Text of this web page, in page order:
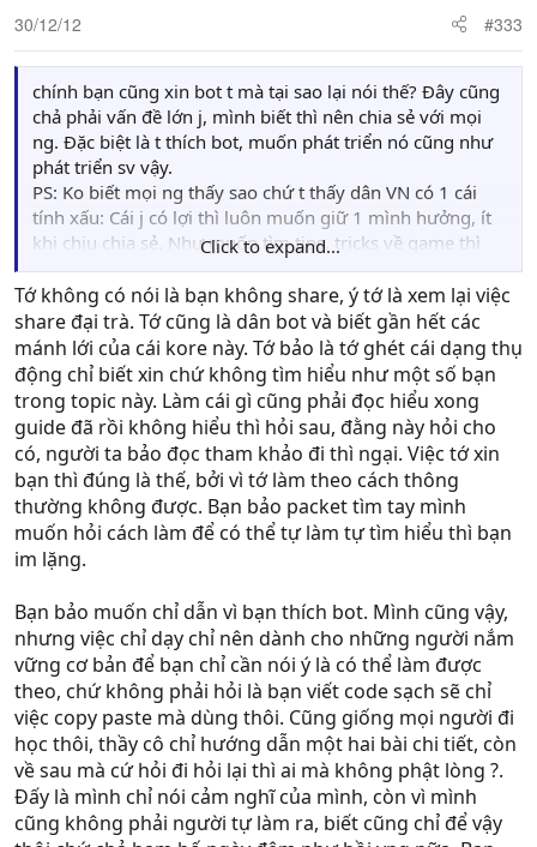
30/12/12 #333
chính bạn cũng xin bot t mà tại sao lại nói thế? Đây cũng
chả phải vấn đề lớn j, mình biết thì nên chia sẻ với mọi
ng. Đặc biệt là t thích bot, muốn phát triển nó cũng như
phát triển sv vậy.
PS: Ko biết mọi ng thấy sao chứ t thấy dân VN có 1 cái
tính xấu: Cái j có lợi thì luôn muốn giữ 1 mình hưởng, ít
khi chịu chia sẻ. Như muốn tìm tips, tricks về game thì
nhiều khi ở VN ko thấy đâu
Click to expand...
Tớ không có nói là bạn không share, ý tớ là xem lại việc
share đại trà. Tớ cũng là dân bot và biết gần hết các
mánh lới của cái kore này. Tớ bảo là tớ ghét cái dạng thụ
động chỉ biết xin chứ không tìm hiểu như một số bạn
trong topic này. Làm cái gì cũng phải đọc hiểu xong
guide đã rồi không hiểu thì hỏi sau, đằng này hỏi cho
có, người ta bảo đọc tham khảo đi thì ngại. Việc tớ xin
bạn thì đúng là thế, bởi vì tớ làm theo cách thông
thường không được. Bạn bảo packet tìm tay mình
muốn hỏi cách làm để có thể tự làm tự tìm hiểu thì bạn
im lặng.
Bạn bảo muốn chỉ dẫn vì bạn thích bot. Mình cũng vậy,
nhưng việc chỉ dạy chỉ nên dành cho những người nắm
vững cơ bản để bạn chỉ cần nói ý là có thể làm được
theo, chứ không phải hỏi là bạn viết code sạch sẽ chỉ
việc copy paste mà dùng thôi. Cũng giống mọi người đi
học thôi, thầy cô chỉ hướng dẫn một hai bài chi tiết, còn
về sau mà cứ hỏi đi hỏi lại thì ai mà không phật lòng ?.
Đấy là mình chỉ nói cảm nghĩ của mình, còn vì mình
cũng không phải người tự làm ra, biết cũng chỉ để vậy